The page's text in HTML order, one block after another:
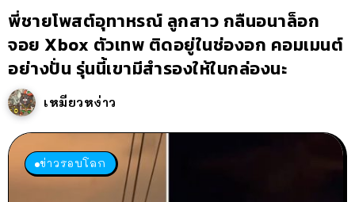
พี่ชายโพสต์อุทาหรณ์ ลูกสาว กลืนอนาล็อก
จอย Xbox ตัวเทพ ติดอยู่ในช่องอก คอมเมนต์
อย่างปั่น รุ่นนี้เขามีสำรองให้ในกล่องนะ
เหมียวหง่าว
ข่าวรอบโลก